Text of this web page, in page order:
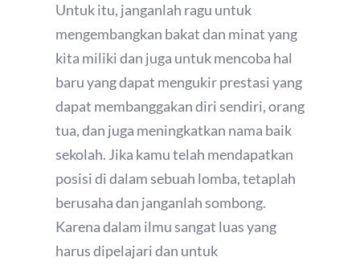
Untuk itu, janganlah ragu untuk
mengembangkan bakat dan minat yang
kita miliki dan juga untuk mencoba hal
baru yang dapat mengukir prestasi yang
dapat membanggakan diri sendiri, orang
tua, dan juga meningkatkan nama baik
sekolah. Jika kamu telah mendapatkan
posisi di dalam sebuah lomba, tetaplah
berusaha dan janganlah sombong.
Karena dalam ilmu sangat luas yang
harus dipelajari dan untuk